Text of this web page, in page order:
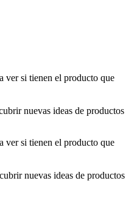
ver si tienen el producto que
nuevas ideas de productos
ver si tienen el producto que
nuevas ideas de productos